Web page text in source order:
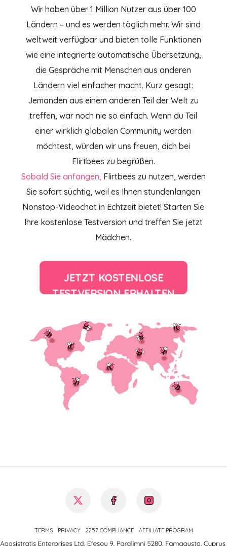
Wir haben über 1 Million Nutzer aus über 100
Ländern – und es werden täglich mehr. Wir sind
weltweit verfügbar und bieten tolle Funktionen
wie eine integrierte automatische Übersetzung,
die Gespräche mit Menschen aus anderen
Ländern viel einfacher macht. Kurz gesagt:
Jemanden aus einem anderen Teil der Welt zu
treffen, war noch nie so einfach. Wenn du Teil
einer wirklich globalen Community werden
möchtest, würden wir uns freuen, dich bei
Flirtbees zu begrüßen.
Sobald Sie anfangen, Flirtbees zu nutzen, werden
Sie sofort süchtig, weil es Ihnen stundenlangen
Nonstop-Videochat in Echtzeit bietet! Starten Sie
Ihre kostenlose Testversion und treffen Sie jetzt
Mädchen.
JETZT KOSTENLOSE
TESTVERSION ERHALTEN
TERMS PRIVACY 2257 COMPLIANCE AFFILIATE PROGRAM